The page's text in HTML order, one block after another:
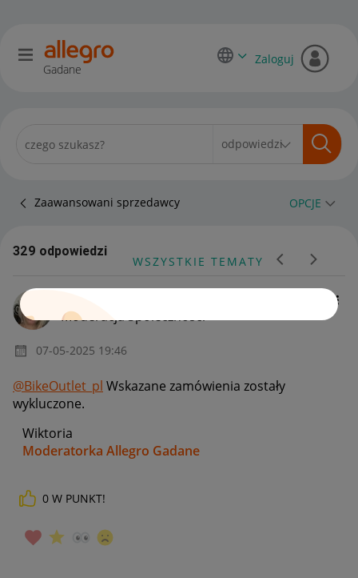
Gadane
Zaloguj
Zaawansowani sprzedawcy OPCJE
WSZYSTKIE TEMATY
329 odpowiedzi
Moderacja Społeczności
‎07-05-2025 19:46
@BikeOutlet_pl Wskazane zamówienia zostały
wykluczone.
Wiktoria
Moderatorka Allegro Gadane
0 W PUNKT!